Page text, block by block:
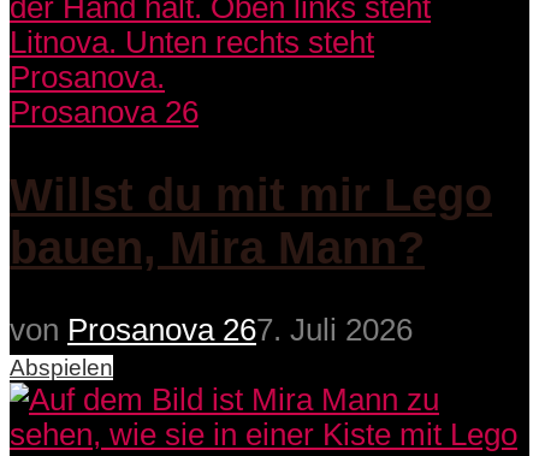
Prosanova 26
Willst du mit mir Lego
bauen, Mira Mann?
von Prosanova 267. Juli 2026
Abspielen